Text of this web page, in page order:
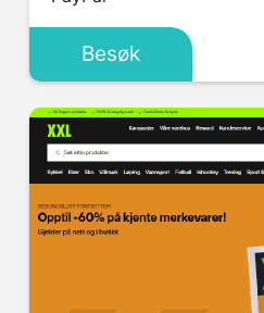
Besøk